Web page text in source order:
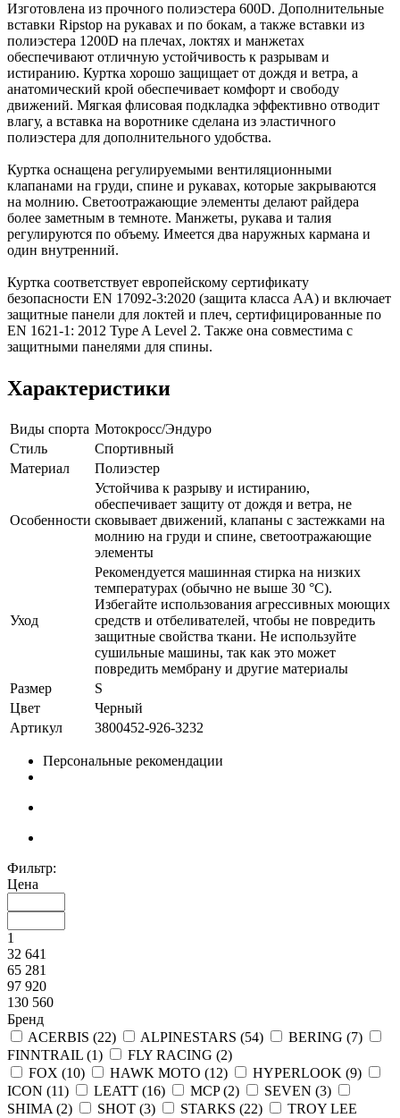
Изготовлена из прочного полиэстера 600D. Дополнительные
вставки Ripstop на рукавах и по бокам, а также вставки из
полиэстера 1200D на плечах, локтях и манжетах
обеспечивают отличную устойчивость к разрывам и
истиранию. Куртка хорошо защищает от дождя и ветра, а
анатомический крой обеспечивает комфорт и свободу
движений. Мягкая флисовая подкладка эффективно отводит
влагу, а вставка на воротнике сделана из эластичного
полиэстера для дополнительного удобства.
Куртка оснащена регулируемыми вентиляционными
клапанами на груди, спине и рукавах, которые закрываются
на молнию. Светоотражающие элементы делают райдера
более заметным в темноте. Манжеты, рукава и талия
регулируются по объему. Имеется два наружных кармана и
один внутренний.
Куртка соответствует европейскому сертификату
безопасности EN 17092-3:2020 (защита класса AA) и включает
защитные панели для локтей и плеч, сертифицированные по
EN 1621-1: 2012 Type A Level 2. Также она совместима с
защитными панелями для спины.
Характеристики
Виды спорта Мотокросс/Эндуро
Стиль
Спортивный
Материал
Полиэстер
Особенности
Устойчива к разрыву и истиранию,
обеспечивает защиту от дождя и ветра, не
сковывает движений, клапаны с застежками на
молнию на груди и спине, светоотражающие
элементы
Уход
Рекомендуется машинная стирка на низких
температурах (обычно не выше 30 °C).
Избегайте использования агрессивных моющих
средств и отбеливателей, чтобы не повредить
защитные свойства ткани. Не используйте
сушильные машины, так как это может
повредить мембрану и другие материалы
Размер
S
Цвет
Черный
Артикул
3800452-926-3232
Персональные рекомендации
Фильтр:
Цена
1
32 641
65 281
97 920
130 560
Бренд
ACERBIS (22) ALPINESTARS (54) BERING (7)
FINNTRAIL (1) FLY RACING (2)
FOX (10) HAWK MOTO (12) HYPERLOOK (9)
ICON (11) LEATT (16) MCP (2) SEVEN (3)
SHIMA (2) SHOT (3) STARKS (22)
TROY LEE